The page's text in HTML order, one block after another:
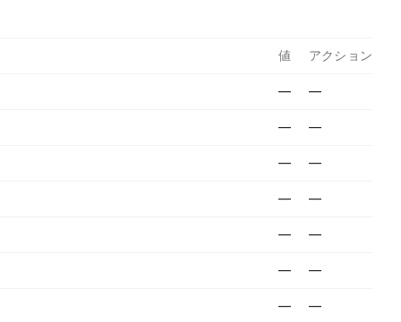
値 アクション
— —
— —
— —
— —
— —
— —
— —